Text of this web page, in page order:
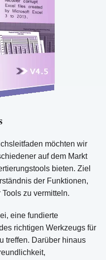
möchten wir
auf dem Markt
bieten. Ziel
der Funktionen,
zu vermitteln.
eine fundierte
richtigen Werkzeugs für
treffen. Darüber hinaus